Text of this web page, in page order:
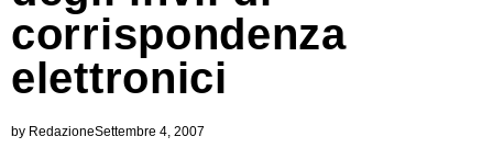
corrispondenza
elettronici
by RedazioneSettembre 4, 2007